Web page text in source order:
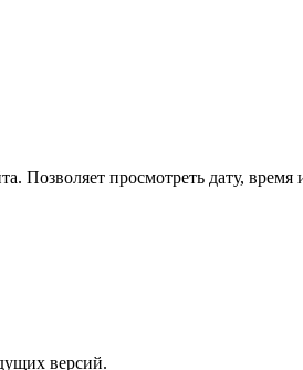
Позволяет просмотреть дату,
версий.